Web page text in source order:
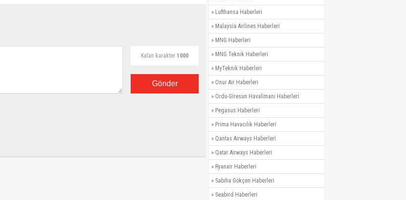
Kalan karakter 1000
Gönder
» Lufthansa Haberleri
» Malaysia Airlines Haberleri
» MNG Haberleri
» MNG Teknik Haberleri
» MyTeknik Haberleri
» Onur Air Haberleri
» Ordu-Giresun Havalimanı Haberleri
» Pegasus Haberleri
» Prima Havacılık Haberleri
» Qantas Airways Haberleri
» Qatar Airways Haberleri
» Ryanair Haberleri
» Sabiha Gökçen Haberleri
» Seabird Haberleri